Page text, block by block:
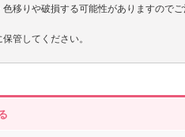
移りや破損する可能性がありますのでご
管してください。